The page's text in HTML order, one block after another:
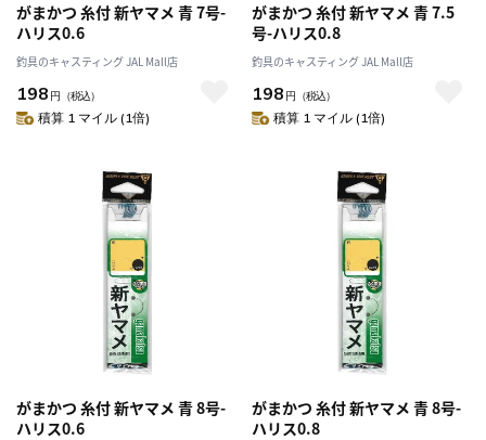
がまかつ 糸付 新ヤマメ 青 7号-
ハリス0.6
釣具のキャスティング JAL Mall店
198 円 （税込）
積算 1 マイル (1倍)
がまかつ 糸付 新ヤマメ 青 7.5
号-ハリス0.8
釣具のキャスティング JAL Mall店
198 円 （税込）
積算 1 マイル (1倍)
がまかつ 糸付 新ヤマメ 青 8号-
ハリス0.6
がまかつ 糸付 新ヤマメ 青 8号-
ハリス0.8